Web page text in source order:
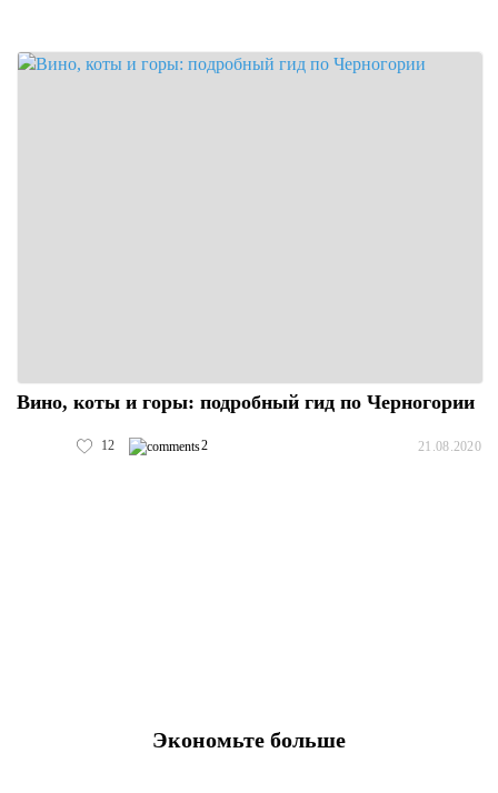
Вино, коты и горы: подробный гид по Черногории
12 2 21.08.2020
Экономьте больше